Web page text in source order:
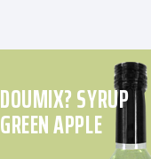
DOUMIX? SYRUP
GREEN APPLE